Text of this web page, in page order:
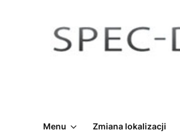
Menu Zmiana lokalizacji